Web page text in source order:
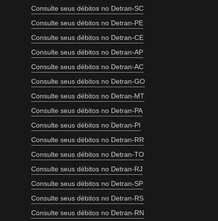
Consulte seus débitos no Detran-SC
Consulte seus débitos no Detran-PE
Consulte seus débitos no Detran-CE
Consulte seus débitos no Detran-AP
Consulte seus débitos no Detran-AC
Consulte seus débitos no Detran-GO
Consulte seus débitos no Detran-MT
Consulte seus débitos no Detran-PA
Consulte seus débitos no Detran-PI
Consulte seus débitos no Detran-RR
Consulte seus débitos no Detran-TO
Consulte seus débitos no Detran-RJ
Consulte seus débitos no Detran-SP
Consulte seus débitos no Detran-RS
Consulte seus débitos no Detran-RN